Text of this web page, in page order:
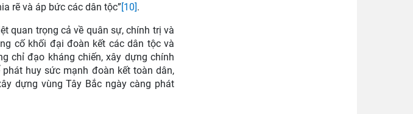
rẽ và áp bức các dân tộc”[10].
quan trọng cả về quân sự, chính trị và
cố khối đại đoàn kết các dân tộc và
chỉ đạo kháng chiến, xây dựng chính
huy sức mạnh đoàn kết toàn dân,
dựng vùng Tây Bắc ngày càng phát